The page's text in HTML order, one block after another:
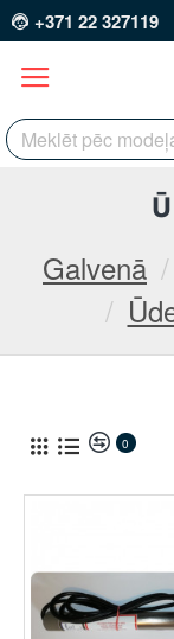
+371 22 327119
Galvenā
0